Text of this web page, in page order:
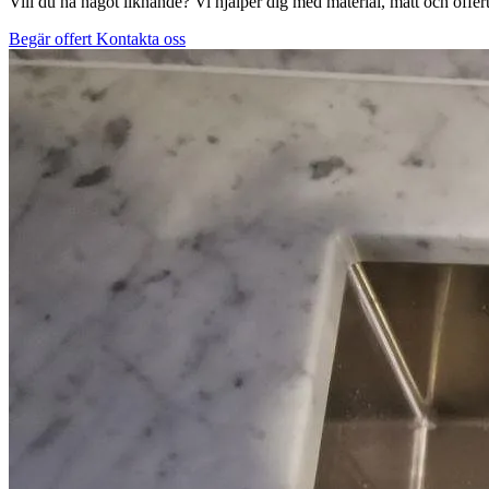
Begär offert Kontakta oss